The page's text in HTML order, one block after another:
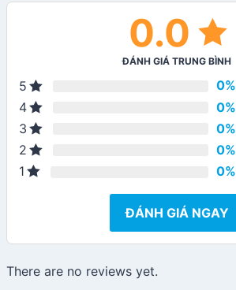
0.0
ĐÁNH GIÁ TRUNG BÌNH
5 0%
4
0%
3
0%
2
0%
1
0%
ĐÁNH GIÁ NGAY
There are no reviews yet.